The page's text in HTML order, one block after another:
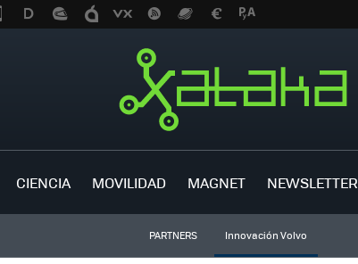
CIENCIA MOVILIDAD MAGNET NEWSLETTER
PARTNERS Innovación Volvo